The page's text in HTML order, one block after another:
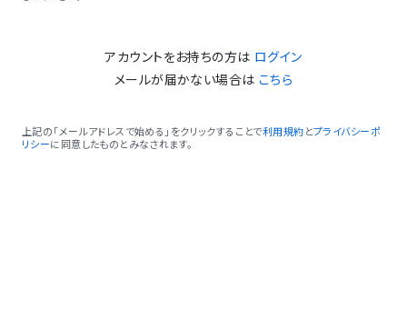
アカウントをお持ちの方は ログイン
メールが届かない場合は こちら
上記の「メールアドレスで始める」をクリックすることで利用規約 とプライバシーポ
リシーに同意したものとみなされます。